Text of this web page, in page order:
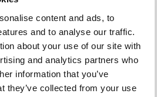
content and ads, to
and to analyse our traffic.
about your use of our site with
and analytics partners who
information that you’ve
they’ve collected from your use